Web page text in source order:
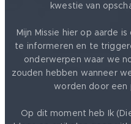
kwestie van
Mijn Missie hier op aarde
te informeren en te
onderwerpen waar we
zouden hebben wanneer
worden door een
Op dit moment heb Ik